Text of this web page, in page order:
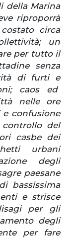
della Marina
riproporrà
circa
un
per tutto il
senza
di furti e
caos ed
nelle ore
confusione
controllo del
casbe dei
urbani
degli
paesane
bassissima
e strisce
per gli
degli
per fare